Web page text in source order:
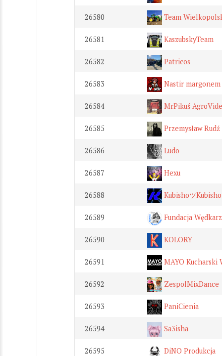
26580 Team
26581 KaszubskyTeam
26582 Patricos
26583 Nastir margonem
26584 MrPikuś
26585 Przemysław Rudź
26586 Ludo
26587 Hexu
26588 Kubishoツ
26589 Fundacja
26590 KOLORY
26591 MAYO Kucharski
26592 ZespolMixDance
26593 PaniCienia
26594 Sa3isha
26595 DiNO Produkcja